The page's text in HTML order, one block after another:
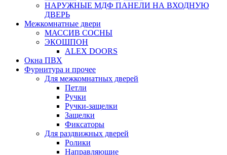
НАРУЖНЫЕ МДФ ПАНЕЛИ НА ВХОДНУЮ
ДВЕРЬ
Межкомнатные двери
МАССИВ СОСНЫ
ЭКОШПОН
ALEX DOORS
Окна ПВХ
Фурнитура и прочее
Для межкомнатных дверей
Петли
Ручки
Ручки-защелки
Защелки
Фиксаторы
Для раздвижных дверей
Ролики
Направляющие